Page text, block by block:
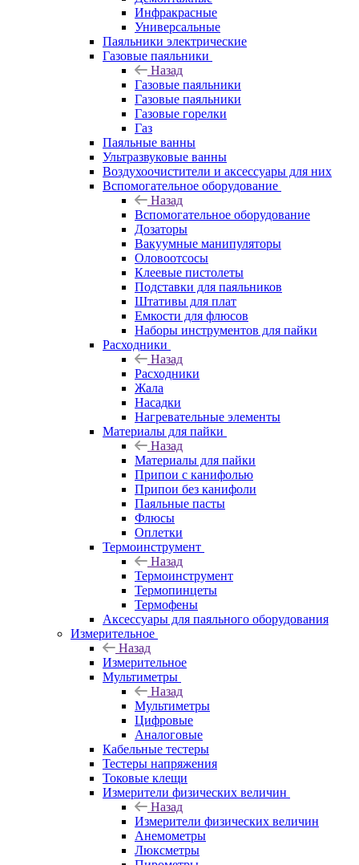
Инфракрасные
Универсальные
Паяльники электрические
Газовые паяльники
Назад
Газовые паяльники
Газовые паяльники
Газовые горелки
Газ
Паяльные ванны
Ультразвуковые ванны
Воздухоочистители и аксессуары для них
Вспомогательное оборудование
Назад
Вспомогательное оборудование
Дозаторы
Вакуумные манипуляторы
Оловоотсосы
Клеевые пистолеты
Подставки для паяльников
Штативы для плат
Емкости для флюсов
Наборы инструментов для пайки
Расходники
Назад
Расходники
Жала
Насадки
Нагревательные элементы
Материалы для пайки
Назад
Материалы для пайки
Припои с канифолью
Припои без канифоли
Паяльные пасты
Флюсы
Оплетки
Термоинструмент
Назад
Термоинструмент
Термопинцеты
Термофены
Аксессуары для паяльного оборудования
Измерительное
Назад
Измерительное
Мультиметры
Назад
Мультиметры
Цифровые
Аналоговые
Кабельные тестеры
Тестеры напряжения
Токовые клещи
Измерители физических величин
Назад
Измерители физических величин
Анемометры
Люксметры